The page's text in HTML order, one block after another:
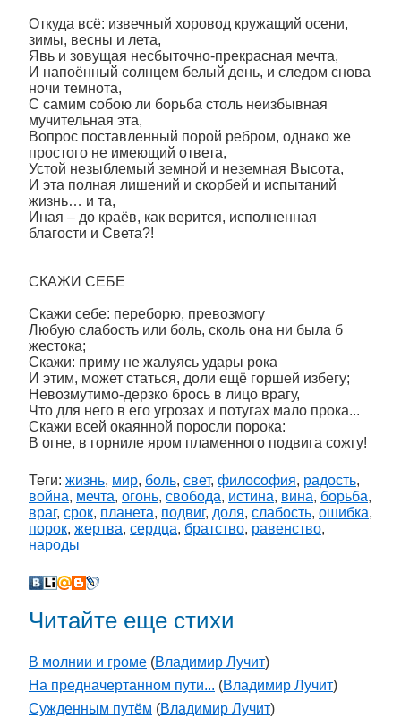
Откуда всё: извечный хоровод кружащий осени,
зимы, весны и лета,
Явь и зовущая несбыточно-прекрасная мечта,
И напоённый солнцем белый день, и следом снова
ночи темнота,
С самим собою ли борьба столь неизбывная
мучительная эта,
Вопрос поставленный порой ребром, однако же
простого не имеющий ответа,
Устой незыблемый земной и неземная Высота,
И эта полная лишений и скорбей и испытаний
жизнь… и та,
Иная – до краёв, как верится, исполненная
благости и Света?!
СКАЖИ СЕБЕ
Скажи себе: переборю, превозмогу
Любую слабость или боль, сколь она ни была б
жестока;
Скажи: приму не жалуясь удары рока
И этим, может статься, доли ещё горшей избегу;
Невозмутимо-дерзко брось в лицо врагу,
Что для него в его угрозах и потугах мало прока...
Скажи всей окаянной поросли порока:
В огне, в горниле яром пламенного подвига сожгу!
Теги: жизнь, мир, боль, свет, философия, радость,
война, мечта, огонь, свобода, истина, вина, борьба,
враг, срок, планета, подвиг, доля, слабость, ошибка,
порок, жертва, сердца, братство, равенство,
народы
Читайте еще стихи
В молнии и громе (Владимир Лучит)
На предначертанном пути... (Владимир Лучит)
Сужденным путём (Владимир Лучит)